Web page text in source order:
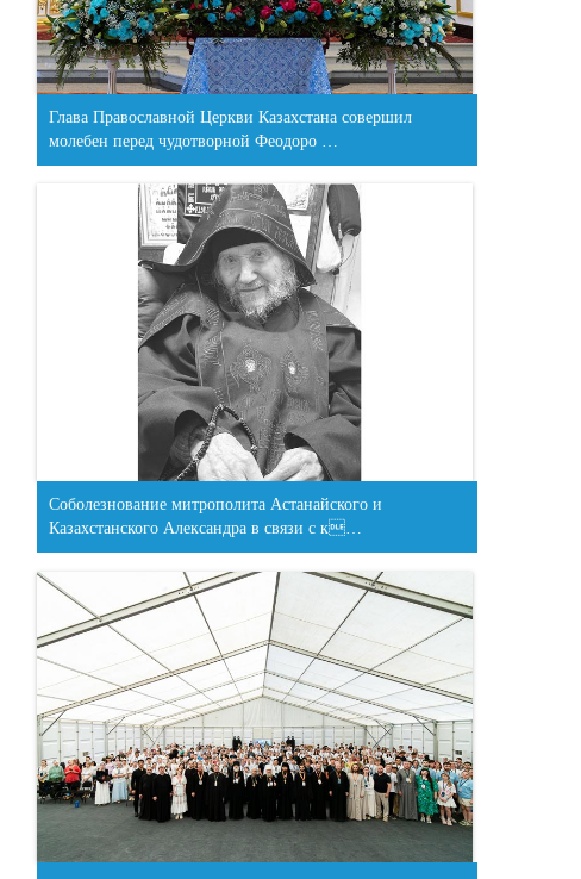
Глава Православной Церкви Казахстана совершил
молебен перед чудотворной Феодоро …
Соболезнование митрополита Астанайского и
Казахстанского Александра в связи с к…